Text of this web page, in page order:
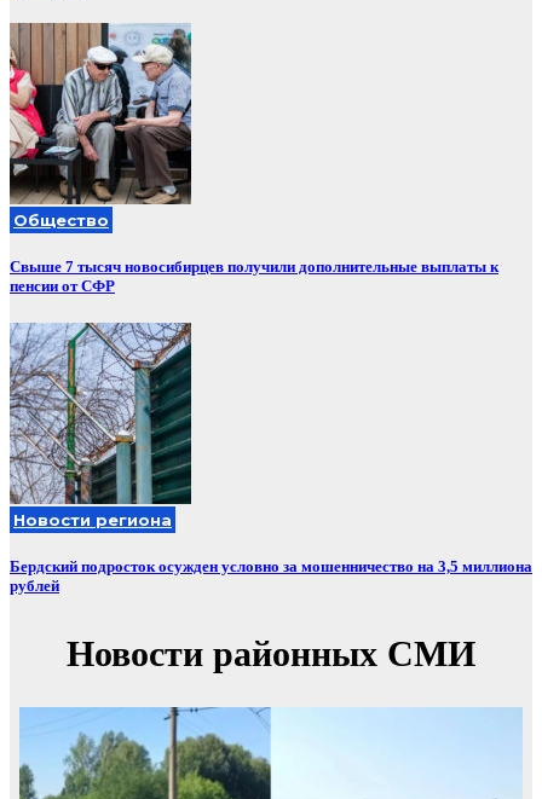
Общество
Свыше 7 тысяч новосибирцев получили дополнительные выплаты к
пенсии от СФР
Новости региона
Бердский подросток осужден условно за мошенничество на 3,5 миллиона
рублей